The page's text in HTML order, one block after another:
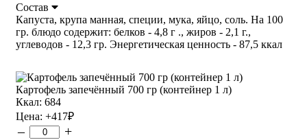
Состав
Капуста, крупа манная, специи, мука, яйцо, соль. На 100
гр. блюдо содержит: белков - 4,8 г ., жиров - 2,1 г.,
углеводов - 12,3 гр. Энергетическая ценность - 87,5 ккал
Картофель запечённый 700 гр (контейнер 1 л)
Ккал: 684
Цена: +417₽
– +